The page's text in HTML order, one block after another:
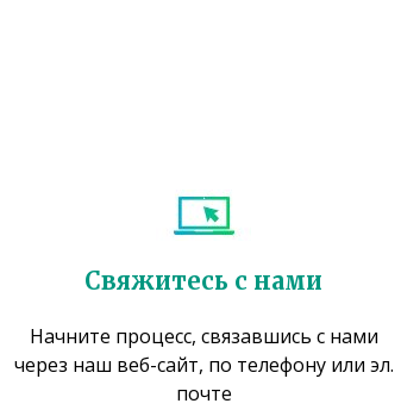
Свяжитесь с нами
Начните процесс, связавшись с нами
через наш веб-сайт, по телефону или эл.
почте